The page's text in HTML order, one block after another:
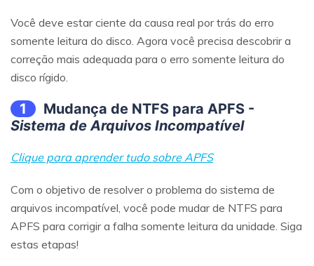
Você deve estar ciente da causa real por trás do erro
somente leitura do disco. Agora você precisa descobrir a
correção mais adequada para o erro somente leitura do
disco rígido.
1
Mudança de NTFS para APFS -
Sistema de Arquivos Incompatível
Clique para aprender tudo sobre APFS
Com o objetivo de resolver o problema do sistema de
arquivos incompatível, você pode mudar de NTFS para
APFS para corrigir a falha somente leitura da unidade. Siga
estas etapas!